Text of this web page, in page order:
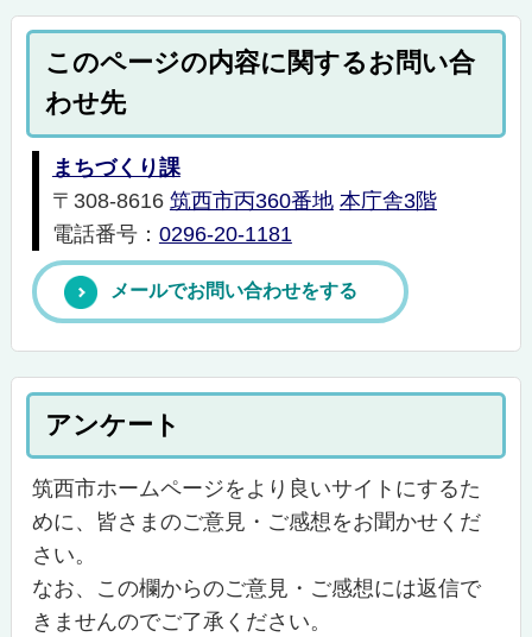
このページの内容に関するお問い合
わせ先
まちづくり課
〒308-8616 筑西市丙360番地 本庁舎3階
電話番号： 0296-20-1181
メールでお問い合わせをする
アンケート
筑西市ホームページをより良いサイトにするた
めに、皆さまのご意見・ご感想をお聞かせくだ
さい。
なお、この欄からのご意見・ご感想には返信で
きませんのでご了承ください。